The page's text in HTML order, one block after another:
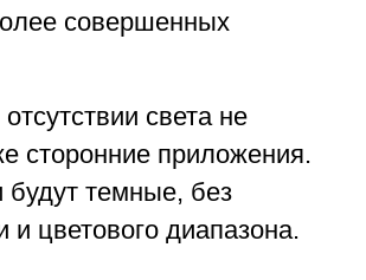
совершенных
света не
сторонние приложения.
темные, без
и цветового диапазона.